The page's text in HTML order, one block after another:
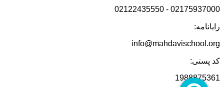
02175937000 - 02122435550
رایانامه:
info@mahdavischool.org
کد پستی:
1988875361